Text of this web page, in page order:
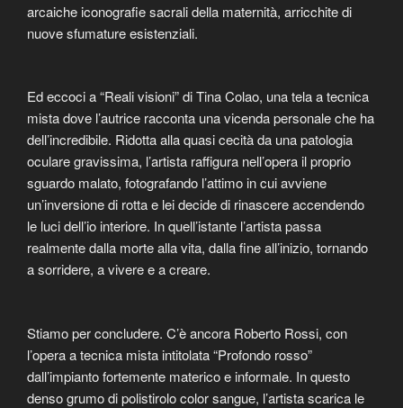
arcaiche iconografie sacrali della maternità, arricchite di
nuove sfumature esistenziali.
Ed eccoci a “Reali visioni” di Tina Colao, una tela a tecnica
mista dove l’autrice racconta una vicenda personale che ha
dell’incredibile. Ridotta alla quasi cecità da una patologia
oculare gravissima, l’artista raffigura nell’opera il proprio
sguardo malato, fotografando l’attimo in cui avviene
un’inversione di rotta e lei decide di rinascere accendendo
le luci dell’io interiore. In quell’istante l’artista passa
realmente dalla morte alla vita, dalla fine all’inizio, tornando
a sorridere, a vivere e a creare.
Stiamo per concludere. C’è ancora Roberto Rossi, con
l’opera a tecnica mista intitolata “Profondo rosso”
dall’impianto fortemente materico e informale. In questo
denso grumo di polistirolo color sangue, l’artista scarica le